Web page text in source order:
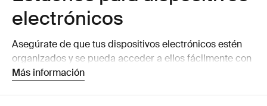
electrónicos
Asegúrate de que tus dispositivos electrónicos estén
organizados y se pueda acceder a ellos fácilmente con
nuestras cómodas fundas para CD, organizadores de
Más información